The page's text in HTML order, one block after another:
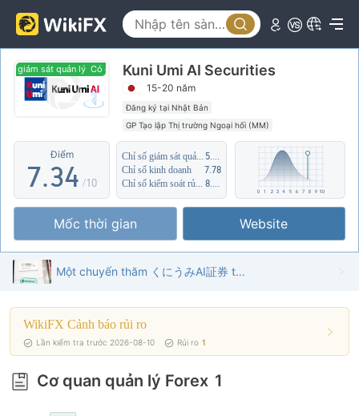
giám sát quản lý Có giám sát quản lýKuni Umi AI Securities
15-20 năm
Đăng ký tại Nhật Bản
GP Tạo lập Thị trường Ngoại hối (MM)
Lĩnh vực nghiệp vụ đáng ngờ
Nguy cơ rủi ro trung bình
Điểm
2
3
4
5
6
7
8
9
.
0
2
3
4
5
6
7
8
9
0
1
3
4
5
6
7
8
9
/10
Chỉ số kinh doanh
7.78
Mốc thời gian Website
Một chuyến thăm くにうみAI証券 tại Nhật Bản - Tìm thấy Văn phòng
WikiFX Cảnh báo rủi ro
Lần kiểm tra trước 2026-08-10 Rủi ro 1
Cơ quan quản lý Forex 1